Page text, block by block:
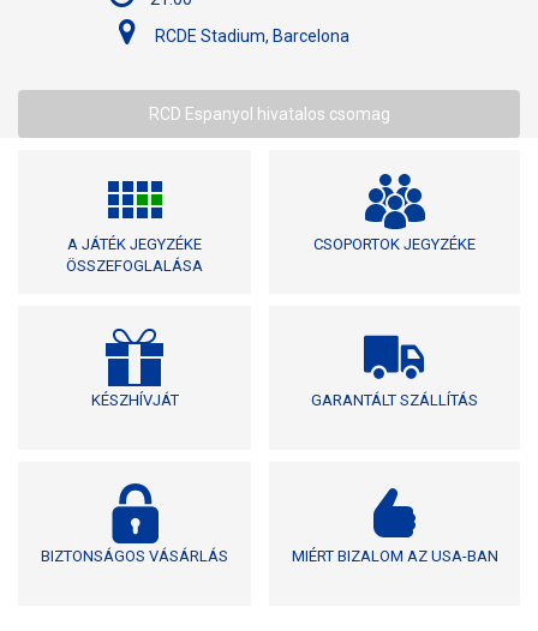
RCDE Stadium, Barcelona
RCD Espanyol hivatalos csomag
A JÁTÉK JEGYZÉKE
ÖSSZEFOGLALÁSA
CSOPORTOK JEGYZÉKE
KÉSZHÍVJÁT GARANTÁLT SZÁLLÍTÁS
BIZTONSÁGOS VÁSÁRLÁS MIÉRT BIZALOM AZ USA-BAN